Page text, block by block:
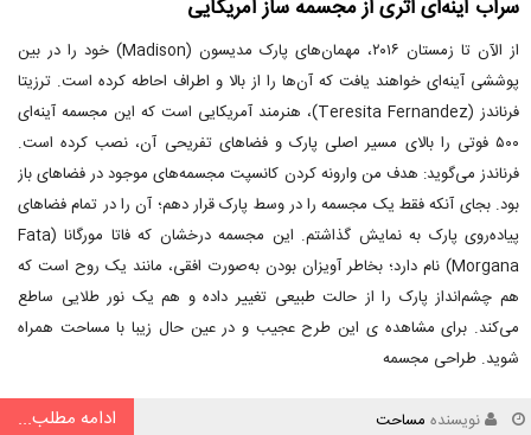
سراب آینه‌ای اثری از مجسمه ساز آمریکایی
از الآن تا زمستان ۲۰۱۶، مهمان‌های پارک مدیسون (Madison) خود را در بین
پوششی آینه‌ای خواهند یافت که آن‌ها را از بالا و اطراف احاطه کرده است. ترزیتا
فرناندز (Teresita Fernandez)، هنرمند آمریکایی است که این مجسمه آینه‌ای
۵۰۰ فوتی را بالای مسیر اصلی پارک و فضاهای تفریحی آن، نصب کرده است.
فرناندز می‌گوید: هدف من وارونه کردن کانسپت مجسمه‌های موجود در فضاهای باز
بود. بجای آنکه فقط یک مجسمه را در وسط پارک قرار دهم؛ آن را در تمام فضاهای
پیاده‌روی پارک به نمایش گذاشتم. این مجسمه درخشان که فاتا مورگانا (Fata
Morgana) نام دارد؛ بخاطر آویزان بودن به‌صورت افقی، مانند یک روح است که
هم چشم‌انداز پارک را از حالت طبیعی تغییر داده و هم یک نور طلایی ساطع
می‌کند. برای مشاهده ی این طرح عجیب و در عین حال زیبا با مساحت همراه
شوید. طراحی مجسمه
نویسنده مساحت ادامه مطلب...